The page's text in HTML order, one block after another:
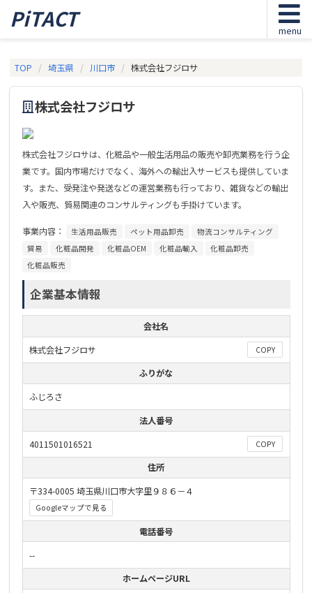
PiTACT menu
TOP 埼玉県 川口市 株式会社フジロサ
株式会社フジロサ
株式会社フジロサは、化粧品や一般生活用品の販売や卸売業務を行う企
業です。国内市場だけでなく、海外への輸出入サービスも提供していま
す。また、受発注や発送などの運営業務も行っており、雑貨などの輸出
入や販売、貿易関連のコンサルティングも手掛けています。
事業内容： 生活用品販売 ペット用品卸売
物流コンサルティング
貿易
化粧品開発 化粧品OEM 化粧品輸入
化粧品卸売
化粧品販売
企業基本情報
会社名
株式会社フジロサ
COPY
ふりがな
ふじろさ
法人番号
4011501016521
COPY
住所
〒334-0005 埼玉県川口市大字里９８６－４
Googleマップで見る
電話番号
--
ホームページURL